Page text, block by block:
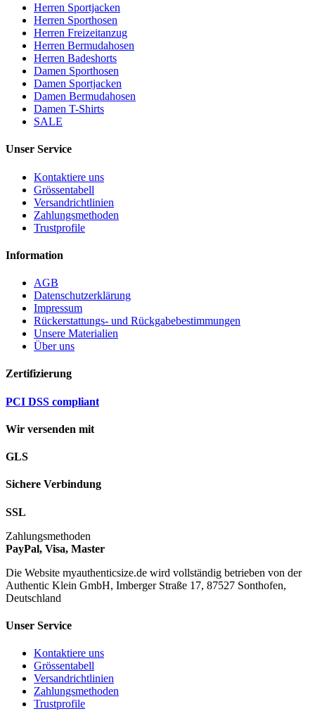
Herren Sportjacken
Herren Sporthosen
Herren Freizeitanzug
Herren Bermudahosen
Herren Badeshorts
Damen Sporthosen
Damen Sportjacken
Damen Bermudahosen
Damen T-Shirts
SALE
Unser Service
Kontaktiere uns
Grössentabell
Versandrichtlinien
Zahlungsmethoden
Trustprofile
Information
AGB
Datenschutzerklärung
Impressum
Rückerstattungs- und Rückgabebestimmungen
Unsere Materialien
Über uns
Zertifizierung
PCI DSS compliant
Wir versenden mit
GLS
Sichere Verbindung
SSL
Zahlungsmethoden
PayPal, Visa, Master
Die Website myauthenticsize.de wird vollständig betrieben von der
Authentic Klein GmbH, Imberger Straße 17, 87527 Sonthofen,
Deutschland
Unser Service
Kontaktiere uns
Grössentabell
Versandrichtlinien
Zahlungsmethoden
Trustprofile